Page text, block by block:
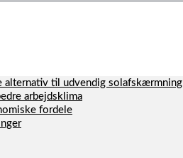
alternativ til udvendig solafskærmning
arbejdsklima
fordele